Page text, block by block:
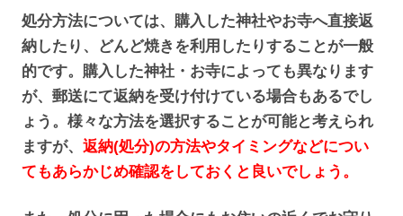
処分方法については、購入した神社やお寺へ直接返
納したり、どんど焼きを利用したりすることが一般
的です。購入した神社・お寺によっても異なります
が、郵送にて返納を受け付けている場合もあるでし
ょう。様々な方法を選択することが可能と考えられ
ますが、 返納(処分)の方法やタイミングなどについ
てもあらかじめ確認をしておくと良いでしょう。